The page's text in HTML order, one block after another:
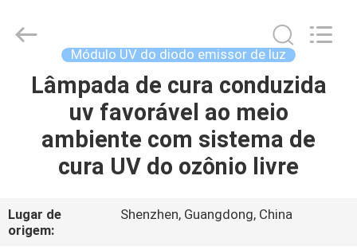
CASA
PRODUTOS
NÓS
Shenzhen
Syochi
Módulo UV do diodo emissor de luz
Lâmpada de cura conduzida
uv favorável ao meio
ambiente com sistema de
cura UV do ozônio livre
Lugar de
origem:
Shenzhen, Guangdong, China